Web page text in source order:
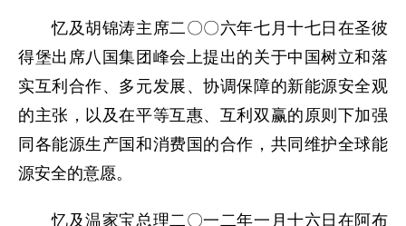
忆及胡锦涛主席二〇〇六年七月十七日在圣彼
得堡出席八国集团峰会上提出的关于中国树立和落
实互利合作、多元发展、协调保障的新能源安全观
的主张，以及在平等互惠、互利双赢的原则下加强
同各能源生产国和消费国的合作，共同维护全球能
源安全的意愿。
忆及温家宝总理二〇一二年一月十六日在阿布